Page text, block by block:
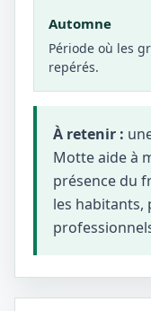
Automne
Période où les
repérés.
À retenir :
Motte aide à
présence du
les habitants,